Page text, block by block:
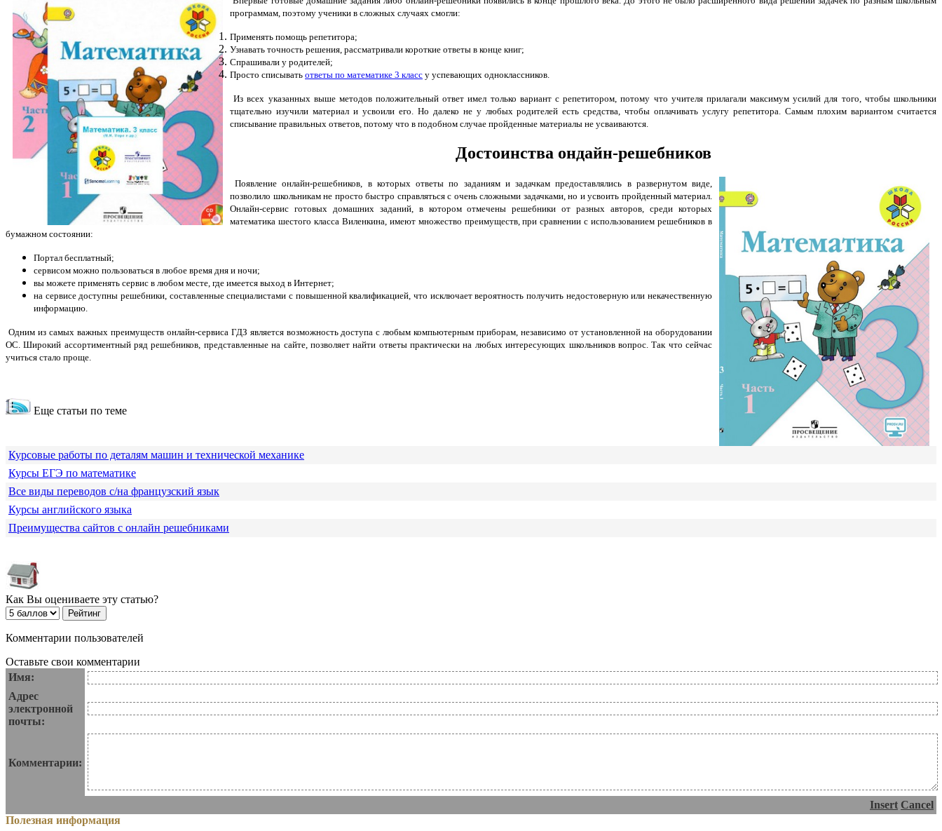
программам, поэтому ученики в сложных случаях смогли:
Применять помощь репетитора;
Узнавать точность решения, рассматривали короткие ответы в конце книг;
Спрашивали у родителей;
Просто списывать ответы по математике 3 класс у успевающих одноклассников.
Из всех указанных выше методов положительный ответ имел только вариант с репетитором, потому что учителя прилагали максимум усилий для того, чтобы школьники
тщательно изучили материал и усвоили его. Но далеко не у любых родителей есть средства, чтобы оплачивать услугу репетитора. Самым плохим вариантом считается
списывание правильных ответов, потому что в подобном случае пройденные материалы не усваиваются.
Достоинства ондайн-решебников
Появление онлайн-решебников, в которых ответы по заданиям и задачкам предоставлялись в развернутом виде,
позволило школьникам не просто быстро справляться с очень сложными задачками, но и усвоить пройденный материал.
Онлайн-сервис готовых домашних заданий, в котором отмечены решебники от разных авторов, среди которых
математика шестого класса Виленкина, имеют множество преимуществ, при сравнении с использованием решебников в
бумажном состоянии:
Портал бесплатный;
сервисом можно пользоваться в любое время дня и ночи;
вы можете применять сервис в любом месте, где имеется выход в Интернет;
на сервисе доступны решебники, составленные специалистами с повышенной квалификацией, что исключает вероятность получить недостоверную или некачественную
информацию.
Одним из самых важных преимуществ онлайн-сервиса ГДЗ является возможность доступа с любым компьютерным приборам, независимо от установленной на оборудовании
ОС. Широкий ассортиментный ряд решебников, представленные на сайте, позволяет найти ответы практически на любых интересующих школьников вопрос. Так что сейчас
учиться стало проще.
Еще статьи по теме
Курсовые работы по деталям машин и технической механике
Курсы ЕГЭ по математике
Все виды переводов с/на французский язык
Курсы английского языка
Преимущества сайтов с онлайн решебниками
Как Вы оцениваете эту статью?
Комментарии пользователей
Оставьте свои комментарии
Имя:
Адрес
электронной
почты:
Комментарии:
Insert Cancel
Полезная информация